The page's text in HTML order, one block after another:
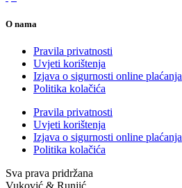
O nama
Pravila privatnosti
Uvjeti korištenja
Izjava o sigurnosti online plaćanja
Politika kolačića
Pravila privatnosti
Uvjeti korištenja
Izjava o sigurnosti online plaćanja
Politika kolačića
Sva prava pridržana
Vuković & Runjić